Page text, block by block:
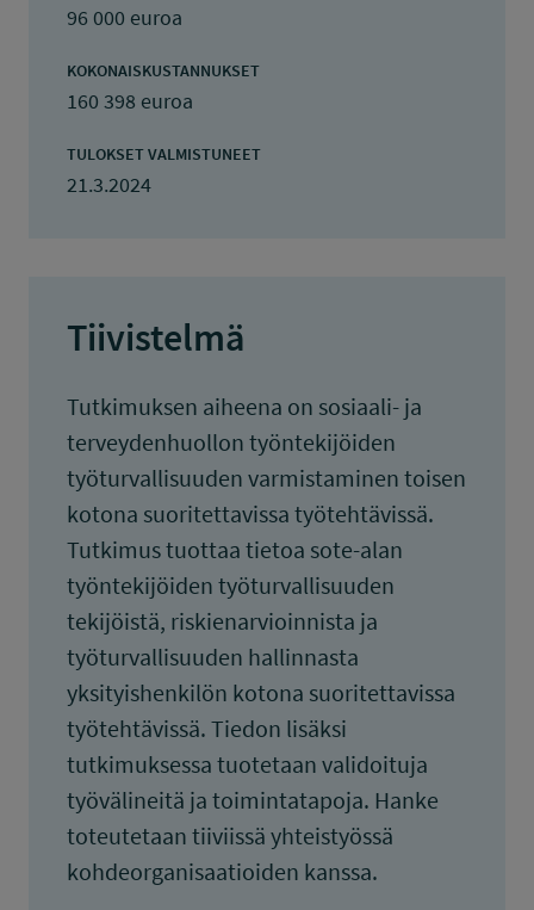
96 000 euroa
KOKONAISKUSTANNUKSET
160 398 euroa
TULOKSET VALMISTUNEET
21.3.2024
Tiivistelmä
Tutkimuksen aiheena on sosiaali- ja
terveydenhuollon työntekijöiden
työturvallisuuden varmistaminen toisen
kotona suoritettavissa työtehtävissä.
Tutkimus tuottaa tietoa sote-alan
työntekijöiden työturvallisuuden
tekijöistä, riskienarvioinnista ja
työturvallisuuden hallinnasta
yksityishenkilön kotona suoritettavissa
työtehtävissä. Tiedon lisäksi
tutkimuksessa tuotetaan validoituja
työvälineitä ja toimintatapoja. Hanke
toteutetaan tiiviissä yhteistyössä
kohdeorganisaatioiden kanssa.